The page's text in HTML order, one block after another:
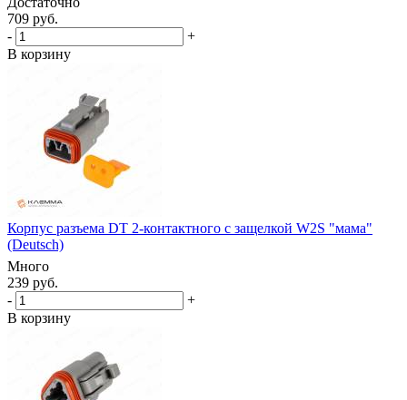
709 руб.
-
+
В корзину
Корпус разъема DT 2-контактного с защелкой W2S "мама"
(Deutsch)
Много
239 руб.
-
+
В корзину